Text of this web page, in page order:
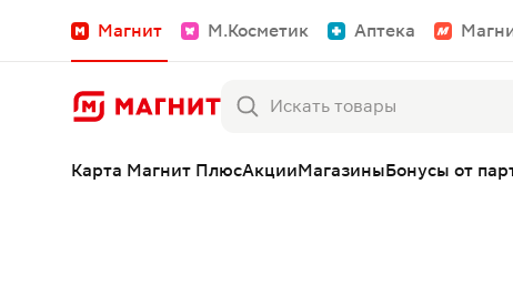
Магнит М.Косметик Аптека
Карта Магнит ПлюсАкцииМагазиныБонусы от